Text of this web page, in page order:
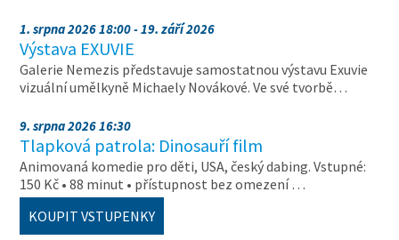
1. srpna 2026 18:00 - 19. září 2026
Výstava EXUVIE
Galerie Nemezis představuje samostatnou výstavu Exuvie
vizuální umělkyně Michaely Novákové. Ve své tvorbě…
9. srpna 2026 16:30
Tlapková patrola: Dinosauří film
Animovaná komedie pro děti, USA, český dabing. Vstupné:
150 Kč • 88 minut • přístupnost bez omezení …
KOUPIT VSTUPENKY